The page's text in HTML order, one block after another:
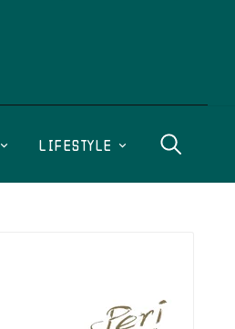
LIFESTYLE